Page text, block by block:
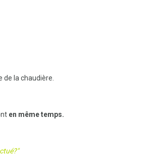
de la chaudière.
en même temps.